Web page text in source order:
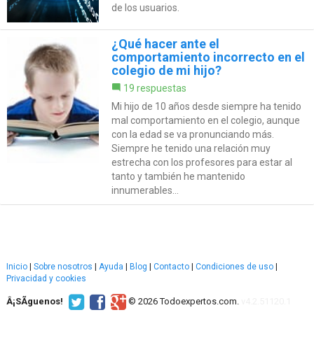
de los usuarios.
¿Qué hacer ante el
comportamiento incorrecto en el
colegio de mi hijo?
19 respuestas
Mi hijo de 10 años desde siempre ha tenido
mal comportamiento en el colegio, aunque
con la edad se va pronunciando más.
Siempre he tenido una relación muy
estrecha con los profesores para estar al
tanto y también he mantenido
innumerables...
Inicio | Sobre nosotros | Ayuda | Blog | Contacto | Condiciones de uso |
Privacidad y cookies
Â¡SÃ­guenos! © 2026 Todoexpertos.com.